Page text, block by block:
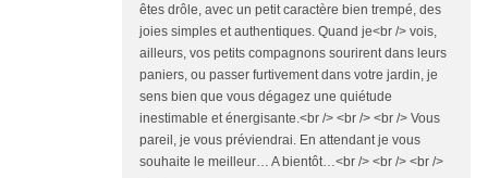
êtes drôle, avec un petit caractère bien trempé, des
joies simples et authentiques. Quand je<br /> vois,
ailleurs, vos petits compagnons sourirent dans leurs
paniers, ou passer furtivement dans votre jardin, je
sens bien que vous dégagez une quiétude
inestimable et énergisante.<br /> <br /> <br /> Vous
pareil, je vous préviendrai. En attendant je vous
souhaite le meilleur… A bientôt…<br /> <br /> <br />